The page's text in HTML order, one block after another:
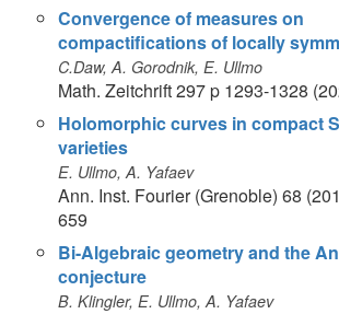
Convergence of measures on
compactifications of locally
C.Daw, A. Gorodnik, E. Ullmo
Math. Zeitchrift 297 p 1293-1328
Holomorphic curves in compact
varieties
E. Ullmo, A. Yafaev
Ann. Inst. Fourier (Grenoble) 68
659
Bi-Algebraic geometry and the
conjecture
B. Klingler, E. Ullmo, A. Yafaev